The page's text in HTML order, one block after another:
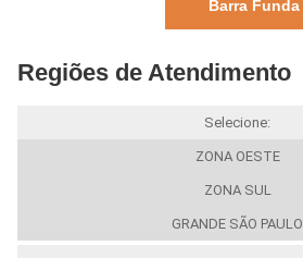
Barra Funda
Regiões de Atendimento
Selecione:
ZONA OESTE
ZONA SUL
GRANDE SÃO PAULO